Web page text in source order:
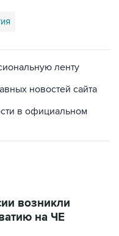
ленту
новостей сайта
в официальном
возникли
на ЧЕ